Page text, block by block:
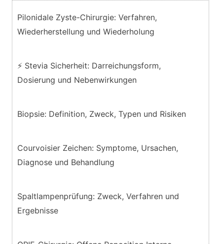
Pilonidale Zyste-Chirurgie: Verfahren,
Wiederherstellung und Wiederholung
⚡ Stevia Sicherheit: Darreichungsform,
Dosierung und Nebenwirkungen
Biopsie: Definition, Zweck, Typen und Risiken
Courvoisier Zeichen: Symptome, Ursachen,
Diagnose und Behandlung
Spaltlampenprüfung: Zweck, Verfahren und
Ergebnisse